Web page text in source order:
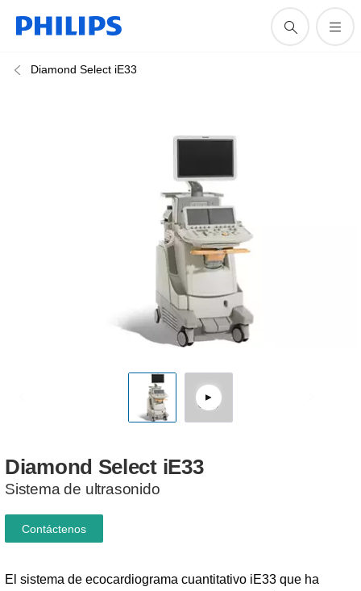
Diamond Select iE33
Diamond Select iE33
Sistema de ultrasonido
El sistema de ecocardiograma cuantitativo iE33 que ha
Contáctenos